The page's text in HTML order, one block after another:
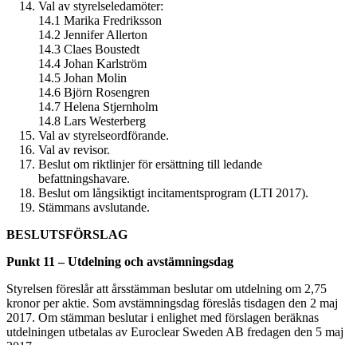
Val av styrelseledamöter:
14.1 Marika Fredriksson
14.2 Jennifer Allerton
14.3 Claes Boustedt
14.4 Johan Karlström
14.5 Johan Molin
14.6 Björn Rosengren
14.7 Helena Stjernholm
14.8 Lars Westerberg
Val av styrelseordförande.
Val av revisor.
Beslut om riktlinjer för ersättning till ledande
befattningshavare.
Beslut om långsiktigt incitamentsprogram (LTI 2017).
Stämmans avslutande.
BESLUTSFÖRSLAG
Punkt 11 – Utdelning och avstämningsdag
Styrelsen föreslår att årsstämman beslutar om utdelning om 2,75
kronor per aktie. Som avstämningsdag föreslås tisdagen den 2 maj
2017. Om stämman beslutar i enlighet med förslagen beräknas
utdelningen utbetalas av Euroclear Sweden AB fredagen den 5 maj